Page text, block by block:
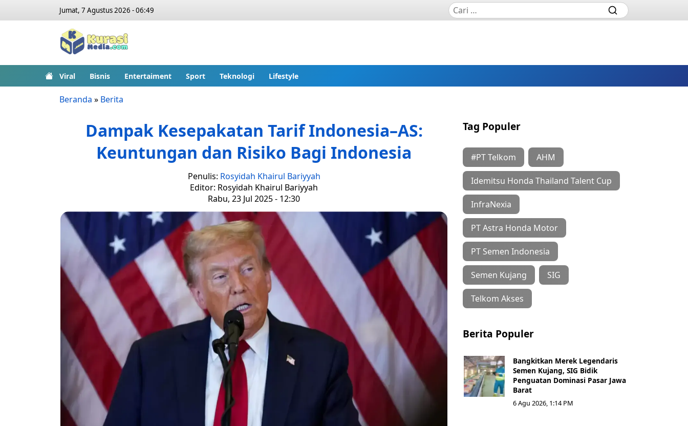
Jumat, 7 Agustus 2026 - 06:49
Viral Bisnis Entertaiment Sport Teknologi Lifestyle
Beranda » Berita
Dampak Kesepakatan Tarif Indonesia–AS:
Keuntungan dan Risiko Bagi Indonesia
Penulis: Rosyidah Khairul Bariyyah
Editor: Rosyidah Khairul Bariyyah
Rabu, 23 Jul 2025 - 12:30
Tag Populer
#PT Telkom AHM
Idemitsu Honda Thailand Talent Cup
InfraNexia
PT Astra Honda Motor
PT Semen Indonesia
Semen Kujang SIG
Telkom Akses
Berita Populer
Bangkitkan Merek Legendaris
Semen Kujang, SIG Bidik
Penguatan Dominasi Pasar Jawa
Barat
6 Agu 2026, 1:14 PM